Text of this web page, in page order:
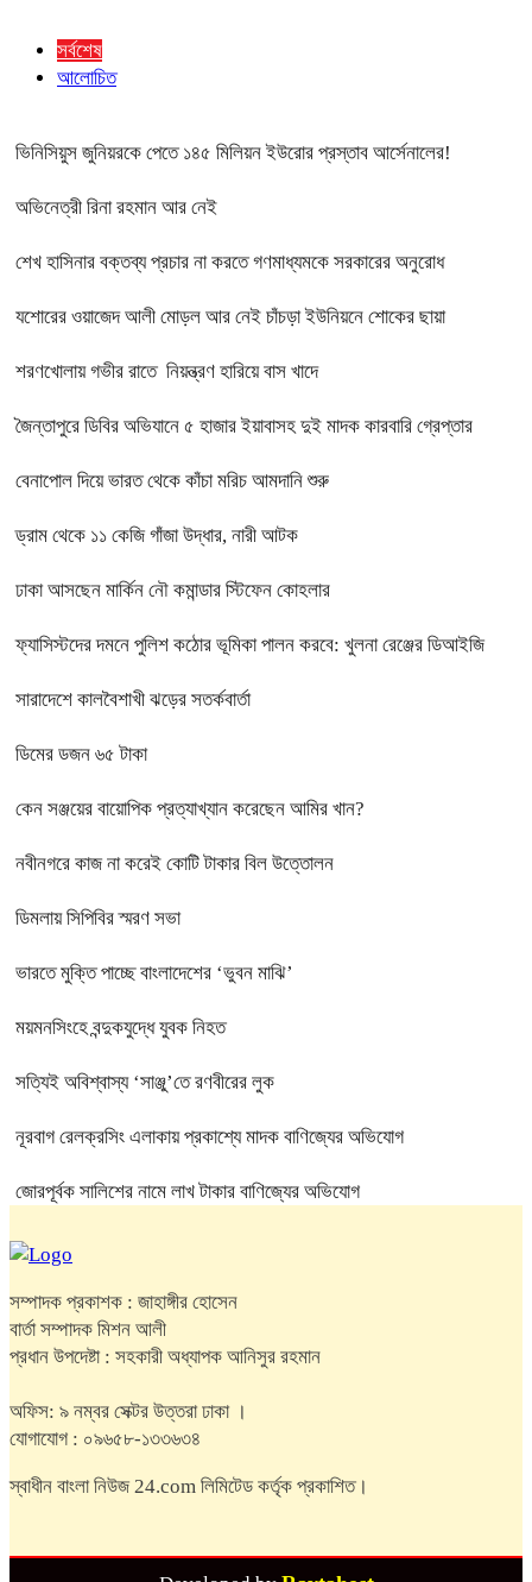
সর্বশেষ
আলোচিত
ভিনিসিয়ুস জুনিয়রকে পেতে ১৪৫ মিলিয়ন ইউরোর প্রস্তাব আর্সেনালের!
অভিনেত্রী রিনা রহমান আর নেই
শেখ হাসিনার বক্তব্য প্রচার না করতে গণমাধ্যমকে সরকারের অনুরোধ
যশোরের ওয়াজেদ আলী মোড়ল আর নেই চাঁচড়া ইউনিয়নে শোকের ছায়া
শরণখোলায় গভীর রাতে নিয়ন্ত্রণ হারিয়ে বাস খাদে
জৈন্তাপুরে ডিবির অভিযানে ৫ হাজার ইয়াবাসহ দুই মাদক কারবারি গ্রেপ্তার
বেনাপোল দিয়ে ভারত থেকে কাঁচা মরিচ আমদানি শুরু
ড্রাম থেকে ১১ কেজি গাঁজা উদ্ধার, নারী আটক
ঢাকা আসছেন মার্কিন নৌ কমান্ডার স্টিফেন কোহলার
ফ্যাসিস্টদের দমনে পুলিশ কঠোর ভূমিকা পালন করবে: খুলনা রেঞ্জের ডিআইজি
সারাদেশে কালবৈশাখী ঝড়ের সতর্কবার্তা
ডিমের ডজন ৬৫ টাকা
কেন সঞ্জয়ের বায়োপিক প্রত্যাখ্যান করেছেন আমির খান?
নবীনগরে কাজ না করেই কোটি টাকার বিল উত্তোলন
ডিমলায় সিপিবির স্মরণ সভা
ভারতে মুক্তি পাচ্ছে বাংলাদেশের ‘ভুবন মাঝি’
ময়মনসিংহে বন্দুকযুদ্ধে যুবক নিহত
সত্যিই অবিশ্বাস্য ‘সাঞ্জু’তে রণবীরের লুক
নূরবাগ রেলক্রসিং এলাকায় প্রকাশ্যে মাদক বাণিজ্যের অভিযোগ
জোরপূর্বক সালিশের নামে লাখ টাকার বাণিজ্যের অভিযোগ
সম্পাদক প্রকাশক : জাহাঙ্গীর হোসেন
বার্তা সম্পাদক মিশন আলী
প্রধান উপদেষ্টা : সহকারী অধ্যাপক আনিসুর রহমান
অফিস: ৯ নম্বর সেক্টর উত্তরা ঢাকা ।
যোগাযোগ : ০৯৬৫৮-১৩৩৬৩৪
স্বাধীন বাংলা নিউজ 24.com লিমিটেড কর্তৃক প্রকাশিত।